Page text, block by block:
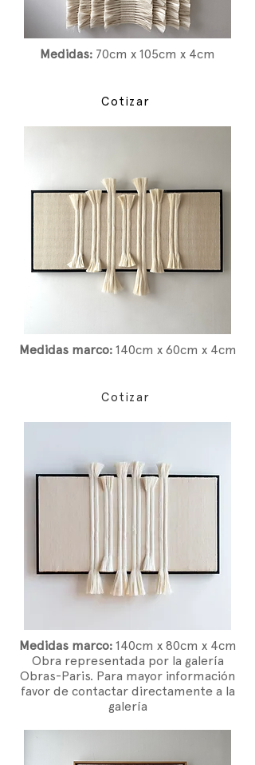
Medidas: 70cm x 105cm x 4cm
Cotizar
Medidas marco: 140cm x 60cm x 4cm
Cotizar
Medidas marco: 140cm x 80cm x 4cm
Obra representada por la galería
Obras-Paris. Para mayor información
favor de contactar directamente a la
galería​